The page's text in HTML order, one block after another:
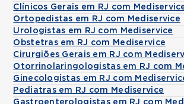
Clínicos Gerais em RJ com
Ortopedistas em RJ com Mediservice
Urologistas em RJ com Mediservice
Obstetras em RJ com Mediservice
Cirurgiões Gerais em RJ com
Otorrinolaringologistas em RJ com
Ginecologistas em RJ com
Pediatras em RJ com Mediservice
Gastroenterologistas em RJ com